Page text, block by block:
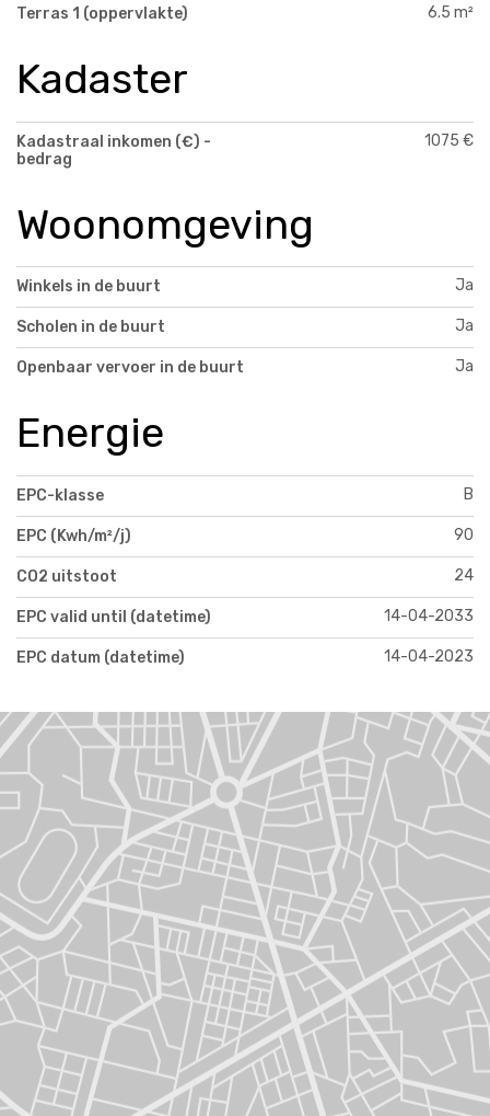
Terras 1 (oppervlakte) 6.5 m²
Kadaster
Kadastraal inkomen (€) -
bedrag
1075 €
Woonomgeving
Winkels in de buurt Ja
Scholen in de buurt Ja
Openbaar vervoer in de buurt Ja
Energie
EPC-klasse B
EPC (Kwh/m²/j) 90
CO2 uitstoot 24
EPC valid until (datetime) 14-04-2033
EPC datum (datetime) 14-04-2023